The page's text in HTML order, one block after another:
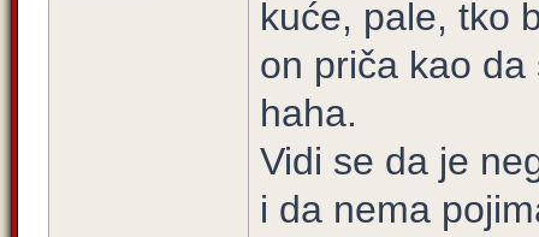
kuće, pale, tko
on priča kao
haha.
Vidi se da je
i da nema